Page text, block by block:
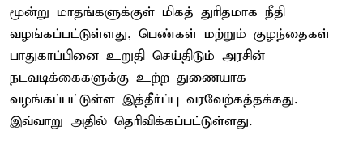
மூன்று மாதங்களுக்குள் மிகத் துரிதமாக நீதி
வழங்கப்பட்டுள்ளது, பெண்கள் மற்றும் குழந்தைகள்
பாதுகாப்பினை உறுதி செய்திடும் அரசின்
நடவடிக்கைகளுக்கு உற்ற துணையாக
வழங்கப்பட்டுள்ள இத்தீர்ப்பு வரவேற்கத்தக்கது.
இவ்வாறு அதில் தெரிவிக்கப்பட்டுள்ளது.